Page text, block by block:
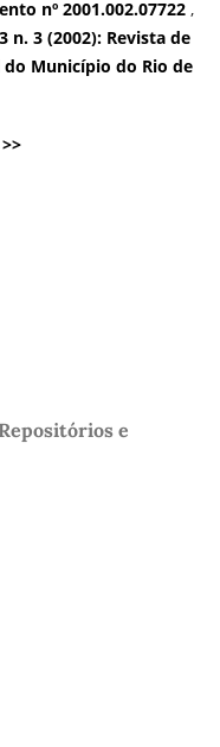
nº 2001.002.07722 ,
n. 3 (2002): Revista de
Município do Rio de
>>
e